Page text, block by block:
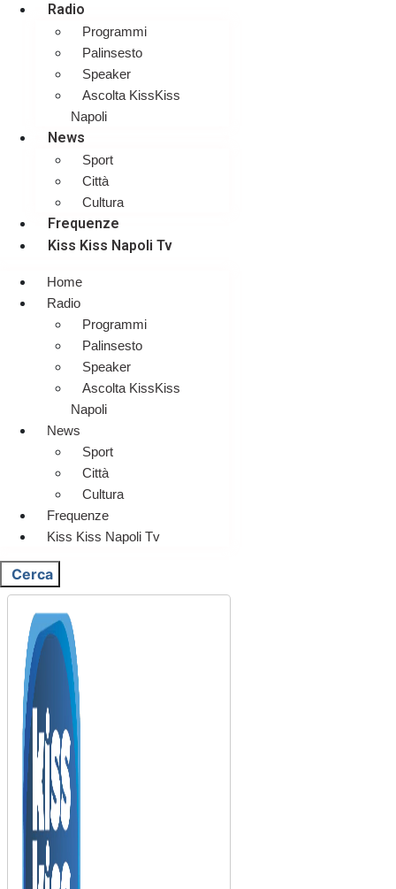
Radio
Programmi
Palinsesto
Speaker
Ascolta KissKiss
Napoli
News
Sport
Città
Cultura
Frequenze
Kiss Kiss Napoli Tv
Home
Radio
Programmi
Palinsesto
Speaker
Ascolta KissKiss
Napoli
News
Sport
Città
Cultura
Frequenze
Kiss Kiss Napoli Tv
Cerca